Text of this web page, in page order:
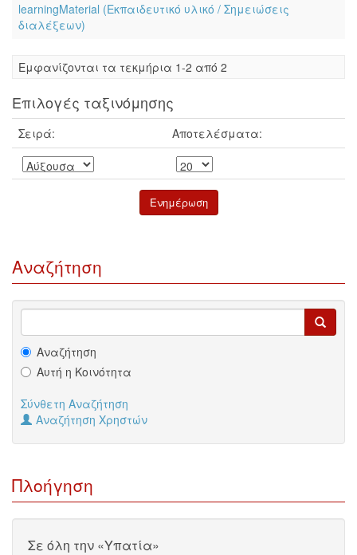
learningMaterial (Εκπαιδευτικό υλικό / Σημειώσεις
διαλέξεων)
Eμφανίζονται τα τεκμήρια 1-2 από 2
Επιλογές ταξινόμησης
Σειρά: Αποτελέσματα:
Αναζήτηση
Αναζήτηση
Αυτή η Κοινότητα
Σύνθετη Αναζήτηση
Αναζήτηση Χρηστών
Πλοήγηση
Σε όλη την «Υπατία»